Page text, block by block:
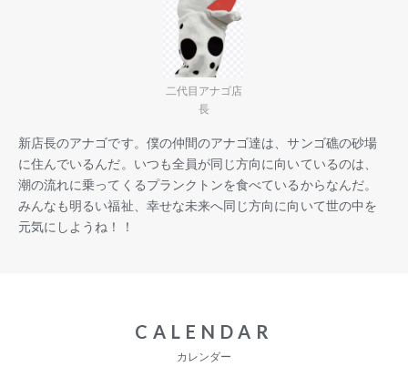
二代目アナゴ店
長
新店長のアナゴです。僕の仲間のアナゴ達は、サンゴ礁の砂場
に住んでいるんだ。いつも全員が同じ方向に向いているのは、
潮の流れに乗ってくるプランクトンを食べているからなんだ。
みんなも明るい福祉、幸せな未来へ同じ方向に向いて世の中を
元気にしようね！！
CALENDAR
カレンダー